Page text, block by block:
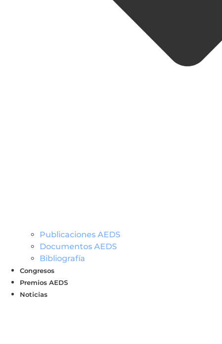
Publicaciones AEDS
Documentos AEDS
Bibliografía
Congresos
Premios AEDS
Noticias